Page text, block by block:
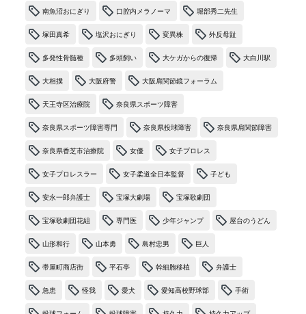
南魚沼おにぎり 口腔内メラノーマ 堀部秀二先生
塚田真希 塩沢おにぎり 変異株 外反母趾
多発性骨髄種 多頭飼い 大ケガからの復帰 大白川駅
大相撲 大阪府警 大阪肩関節鏡フォーラム
天王寺区治療院 奈良県スポーツ障害
奈良県スポーツ障害専門 奈良県投球障害 奈良県肩関節障害
奈良県香芝市治療院 女優 女子プロレス
女子プロレスラー 女子柔道全日本監督 子ども
安永一郎弁護士 宝塚大劇場 宝塚歌劇団
宝塚歌劇団花組 専門医 少年ジャンプ 屋台のうどん
山形和行 山本勇 島村忠男 巨人
帯屋町商店街 平石亭 幹細胞移植 弁護士
急患 怪我 愛犬 愛知高校野球部 手術